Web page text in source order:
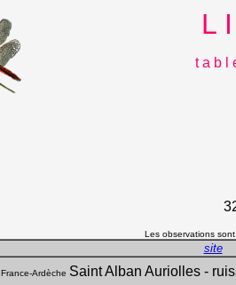
L
t a b l
Les observations
site
France-Ardèche Saint Alban Auriolles -